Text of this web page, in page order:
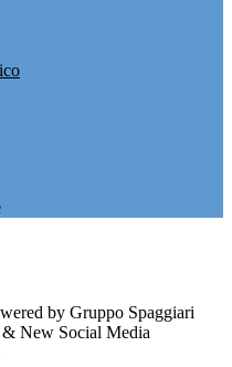
by Gruppo Spaggiari
New Social Media